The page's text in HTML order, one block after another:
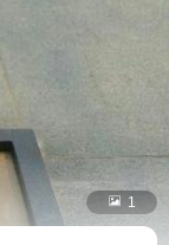
 1